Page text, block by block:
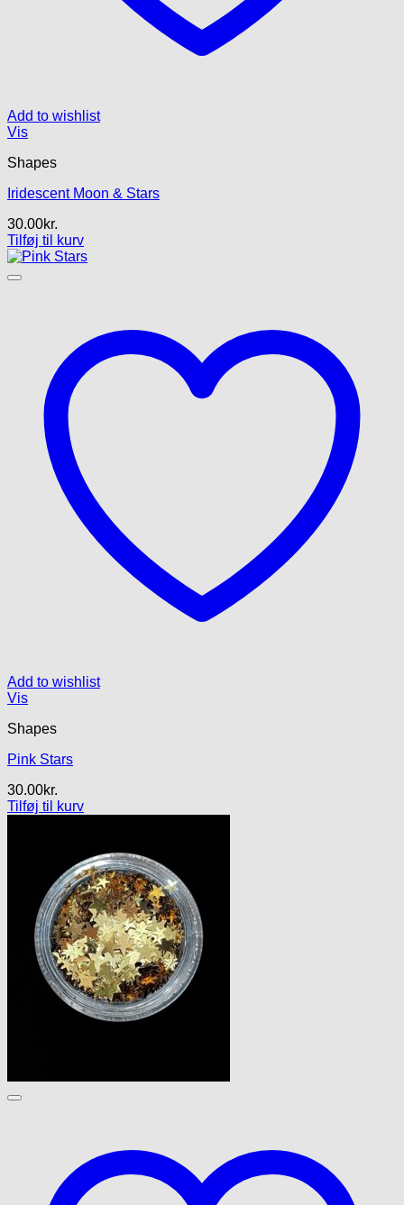
Add to wishlist
Vis
Shapes
Iridescent Moon & Stars
30.00kr.
Tilføj til kurv
Add to wishlist
Vis
Shapes
Pink Stars
30.00kr.
Tilføj til kurv